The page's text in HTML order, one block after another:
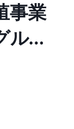
事業
ー
と